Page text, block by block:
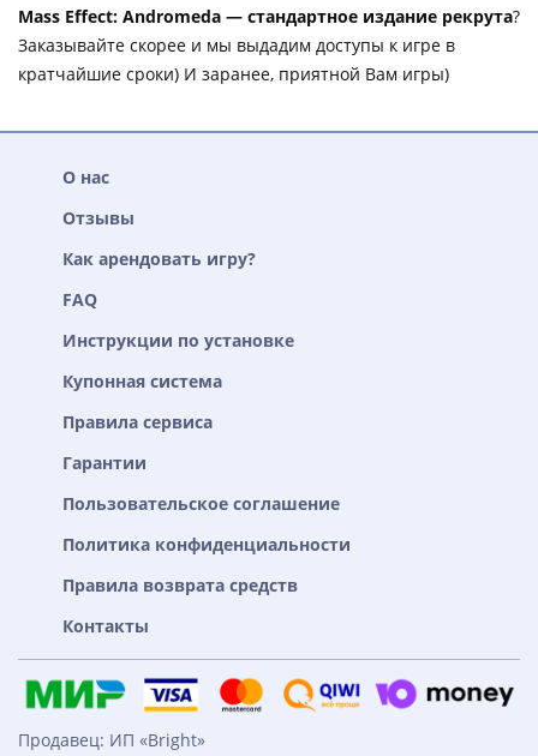
Mass Effect: Andromeda — стандартное издание рекрута?
Заказывайте скорее и мы выдадим доступы к игре в
кратчайшие сроки) И заранее, приятной Вам игры)
О нас
Отзывы
Как арендовать игру?
FAQ
Инструкции по установке
Купонная система
Правила сервиса
Гарантии
Пользовательское соглашение
Политика конфиденциальности
Правила возврата средств
Контакты
Продавец: ИП «Bright»